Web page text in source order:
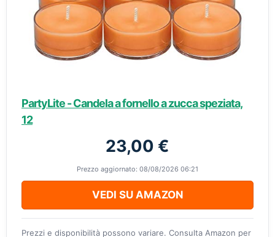
PartyLite - Candela a fornello a zucca speziata,
12
23,00 €
Prezzo aggiornato: 08/08/2026 06:21
VEDI SU AMAZON
Prezzi e disponibilità possono variare. Consulta Amazon per